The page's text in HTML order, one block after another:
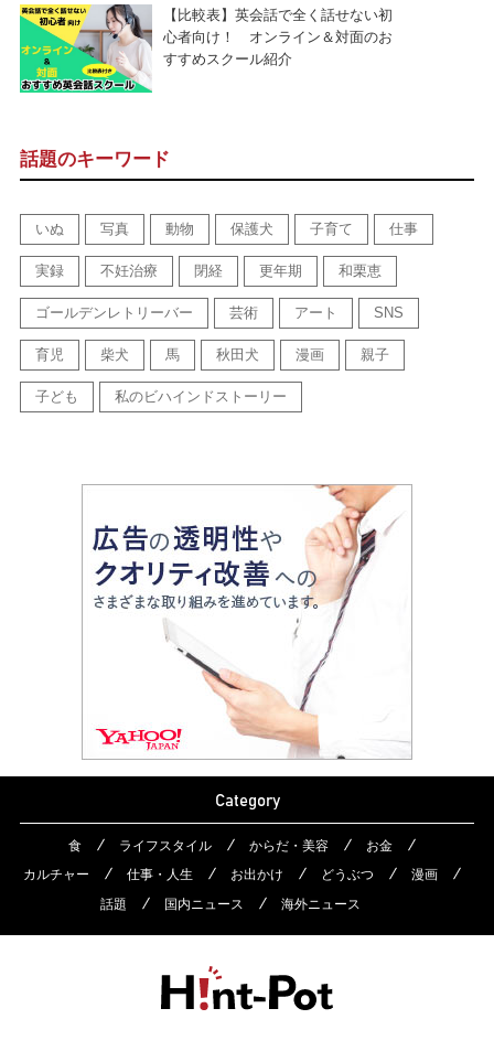
【比較表】英会話で全く話せない初
心者向け！ オンライン＆対面のお
すすめスクール紹介
話題のキーワード
いぬ 写真 動物 保護犬 子育て 仕事
実録 不妊治療 閉経 更年期 和栗恵
ゴールデンレトリーバー 芸術 アート SNS
育児 柴犬 馬 秋田犬 漫画 親子
子ども 私のビハインドストーリー
Category
食 ライフスタイル からだ・美容
お金
カルチャー
仕事・人生 お出かけ どうぶつ
漫画
話題
国内ニュース 海外ニュース